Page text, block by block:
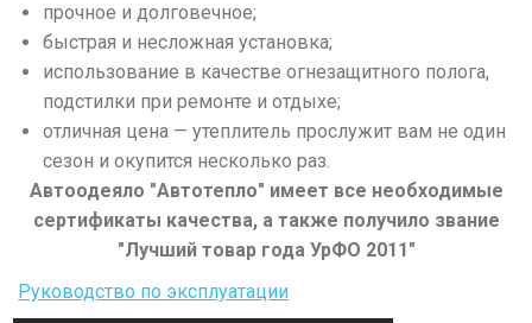
прочное и долговечное;
быстрая и несложная установка;
использование в качестве огнезащитного полога,
подстилки при ремонте и отдыхе;
отличная цена — утеплитель прослужит вам не один
сезон и окупится несколько раз.
Автоодеяло "Автотепло" имеет все необходимые
сертификаты качества, а также получило звание
"Лучший товар года УрФО 2011"
Руководство по эксплуатации